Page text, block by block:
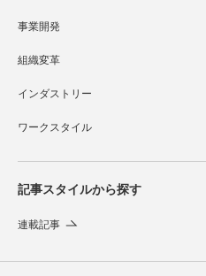
事業開発
組織変革
インダストリー
ワークスタイル
記事スタイルから探す
連載記事